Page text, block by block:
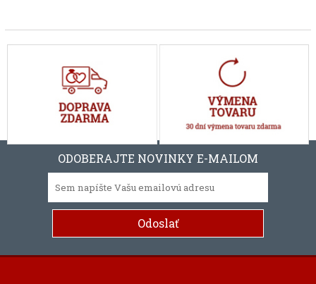
ODOBERAJTE NOVINKY E-MAILOM